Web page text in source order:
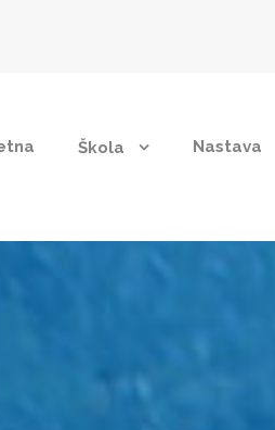
Škola Nastava